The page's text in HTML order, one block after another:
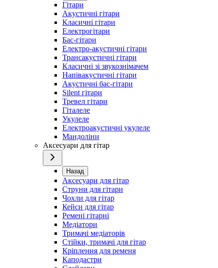
Гітари
Акустичні гітари
Класичні гітари
Електрогітари
Бас-гітари
Електро-акустичні гітари
Трансакустичні гітари
Класичні зі звукознімачем
Напівакустичні гітари
Акустичні бас-гітари
Silent гітари
Тревел гітари
Гіталеле
Укулеле
Електроакустичні укулеле
Мандоліни
Аксесуари для гітар
Назад
Аксесуари для гітар
Струни для гітари
Чохли для гітар
Кейси для гітар
Ремені гітарні
Медіатори
Тримачі медіаторів
Стійки, тримачі для гітар
Кріплення для ременя
Каподастри